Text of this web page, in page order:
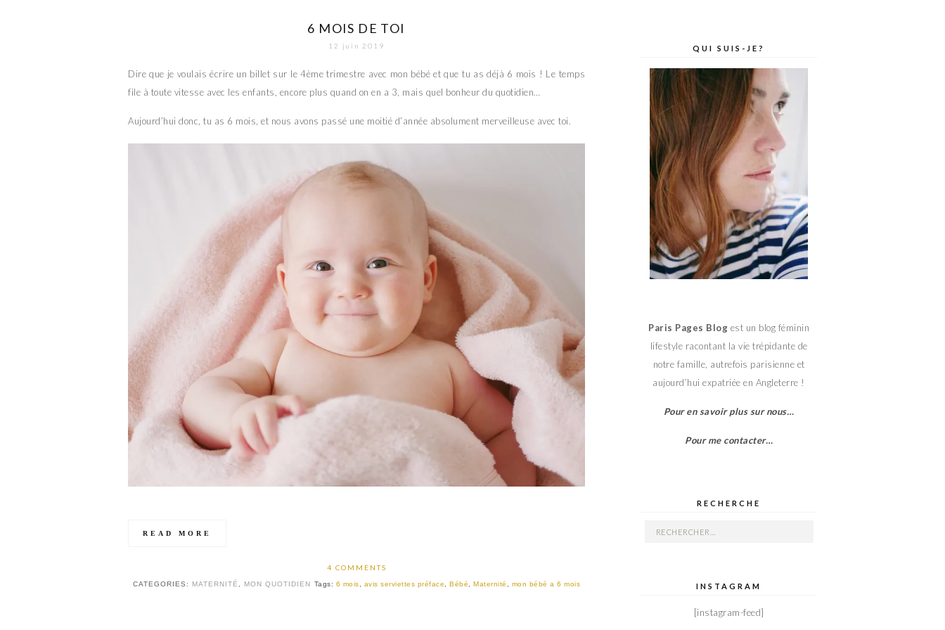
6 MOIS DE TOI
12 juin 2019
Dire que je voulais écrire un billet sur le 4ème trimestre avec mon bébé et que tu as déjà 6 mois ! Le temps
file à toute vitesse avec les enfants, encore plus quand on en a 3, mais quel bonheur du quotidien…
Aujourd’hui donc, tu as 6 mois, et nous avons passé une moitié d’année absolument merveilleuse avec toi.
READ MORE
4 COMMENTS
CATEGORIES: MATERNITÉ MON QUOTIDIEN Tags: 6 mois avis serviettes préface ,Bébé ,Maternité mon bébé a 6 mois
QUI SUIS-JE?
Paris Pages Blog est un blog féminin
lifestyle racontant la vie trépidante de
notre famille, autrefois parisienne et
aujourd’hui expatriée en Angleterre !
Pour en savoir plus sur nous…
Pour me contacter…
RECHERCHE
Rechercher :
INSTAGRAM
[instagram-feed]